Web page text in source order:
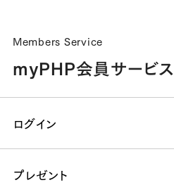
Members Service
myPHP会員サービス
ログイン
プレゼント